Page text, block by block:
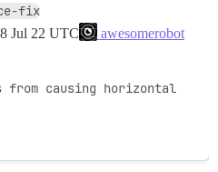
fix
Jul 22 UTC
awesomerobot
causing horizontal